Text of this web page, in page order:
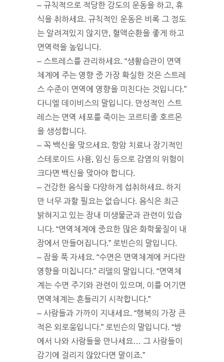
– 규칙적으로 적당한 강도의 운동을 하고, 휴
식을 취하세요. 규칙적인 운동은 비록 그 정도
는 알려져있지 않지만, 혈액순환을 좋게 하고
면역력을 높입니다.
– 스트레스를 관리하세요. “생활습관이 면역
체계에 주는 영향 중 가장 확실한 것은 스트레
스 수준이 면역에 영향을 미친다는 것입니다.”
다니엘 데이비스의 말입니다. 만성적인 스트
레스는 면역 세포를 죽이는 코르티졸 호르몬
을 생성합니다.
– 꼭 백신을 맞으세요. 항암 치료나 장기적인
스테로이드 사용, 임신 등으로 감염의 위험이
크다면 백신을 맞아야 합니다.
– 건강한 음식을 다양하게 섭취하세요. 하지
만 너무 과할 필요는 없습니다. 음식은 최근
밝혀지고 있는 장내 미생물군과 관련이 있습
니다. “면역체계에 중요한 많은 화학물질이 내
장에서 만들어집니다.” 로빈슨의 말입니다.
– 잠을 푹 자세요. “수면은 면역체계에 커다란
영향을 미칩니다.” 리델의 말입니다. “면역체
계는 수면 주기와 관련이 있으며, 이를 어기면
면역체계는 흔들리기 시작합니다.”
– 사람들과 가까이 지내세요. “행복의 가장 큰
적은 외로움입니다.” 로빈슨의 말입니다. “방
에서 나와 사람들을 만나세요… 그 사람들이
감기에 걸리지 않았다면 말이죠.”